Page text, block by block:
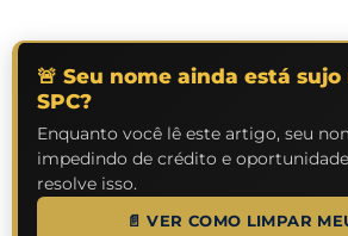
🚨 Seu nome ainda está sujo
SPC?
Enquanto você lê este artigo, seu
impedindo de crédito e
resolve isso.
📄 VER COMO LIMPAR